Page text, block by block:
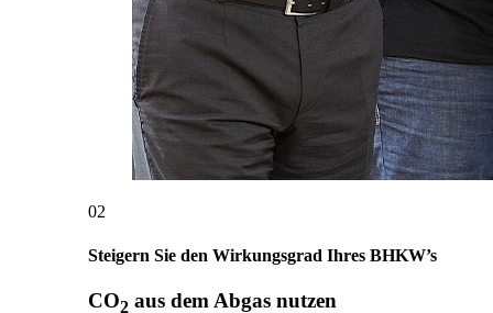
02
Steigern Sie den Wirkungsgrad Ihres BHKW’s
CO2 aus dem Abgas nutzen